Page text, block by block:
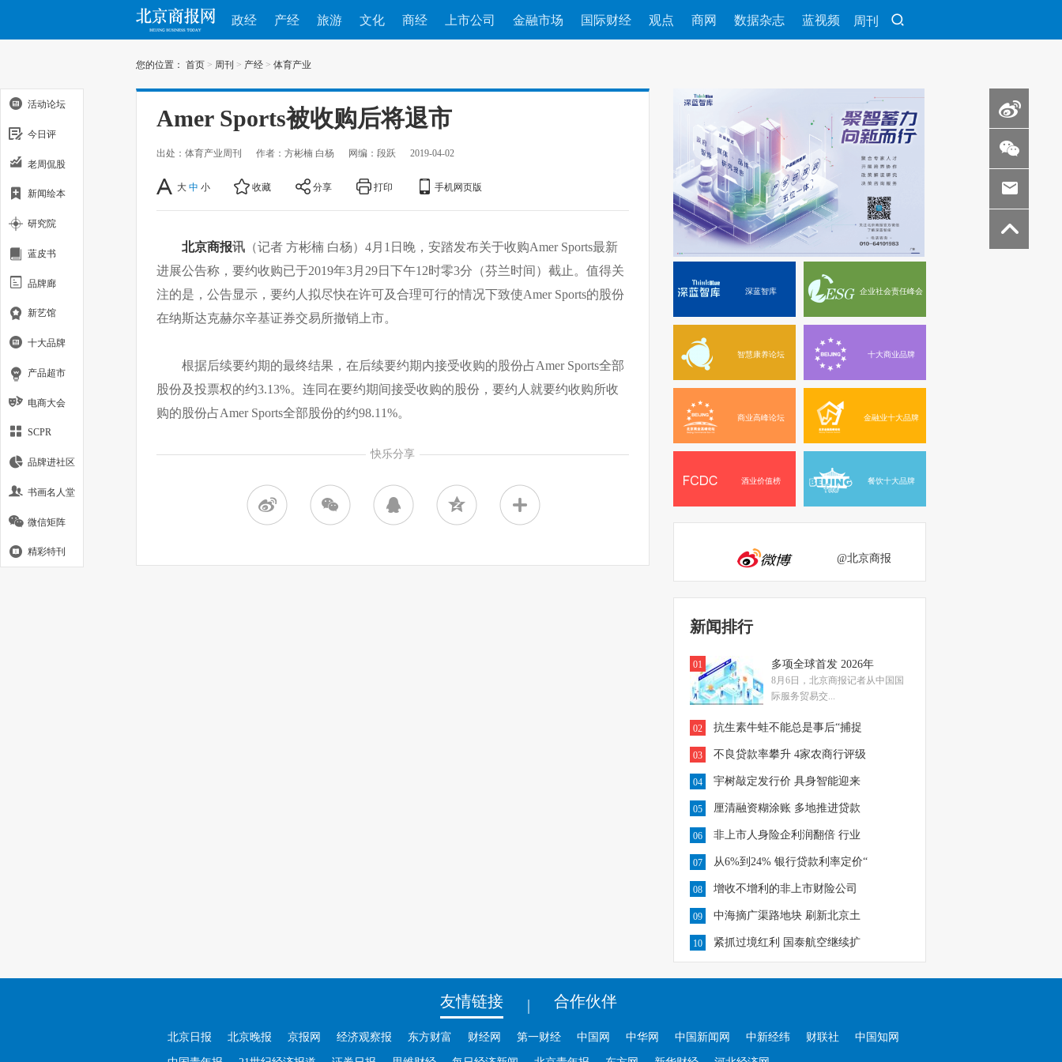
政经 产经 旅游 文化 商经 上市公司 金融市场 国际财经 观点 商网 数据杂志 蓝视频 周刊
您的位置： 首页 > 周刊 > 产经 > 体育产业
Amer Sports被收购后将退市
出处：体育产业周刊 作者：方彬楠 白杨 网编：段跃 2019-04-02
大 中 小 收藏 分享 打印 手机网页版
北京商报讯 （记者 方彬楠 白杨）4月1日晚，安踏发布关于收购Amer Sports最新
进展公告称，要约收购已于2019年3月29日下午12时零3分（芬兰时间）截止。值得关
注的是，公告显示，要约人拟尽快在许可及合理可行的情况下致使Amer Sports的股份
在纳斯达克赫尔辛基证券交易所撤销上市。
根据后续要约期的最终结果，在后续要约期内接受收购的股份占Amer Sports全部
股份及投票权的约3.13%。连同在要约期间接受收购的股份，要约人就要约收购所收
购的股份占Amer Sports全部股份的约98.11%。
快乐分享
深蓝智库 企业社会责任峰会
智慧康养论坛 十大商业品牌
商业高峰论坛 金融业十大品牌
酒业价值榜 餐饮十大品牌
@北京商报
新闻排行
01 多项全球首发 2026年
8月6日，北京商报记者从中国国
际服务贸易交...
02 抗生素牛蛙不能总是事后“捕捉
03 不良贷款率攀升 4家农商行评级
04 宇树敲定发行价 具身智能迎来
05 厘清融资糊涂账 多地推进贷款
06 非上市人身险企利润翻倍 行业
07 从6%到24% 银行贷款利率定价“
08 增收不增利的非上市财险公司
09 中海摘广渠路地块 刷新北京土
10 紧抓过境红利 国泰航空继续扩
友情链接 | 合作伙伴
北京日报 北京晚报 京报网 经济观察报 东方财富 财经网 第一财经 中国网 中华网 中国新闻网 中新经纬 财联社 中国知网
活动论坛
今日评
老周侃股
新闻绘本
研究院
蓝皮书
品牌廊
新艺馆
十大品牌
产品超市
电商大会
SCPR
品牌进社区
书画名人堂
微信矩阵
精彩特刊